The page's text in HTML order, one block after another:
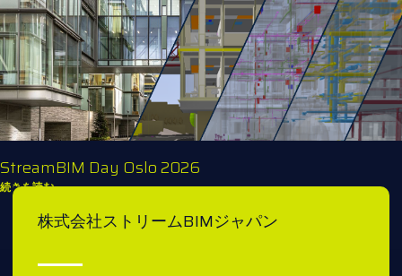
StreamBIM Day Oslo 2026
続きを読む
株式会社ストリームBIMジャパン